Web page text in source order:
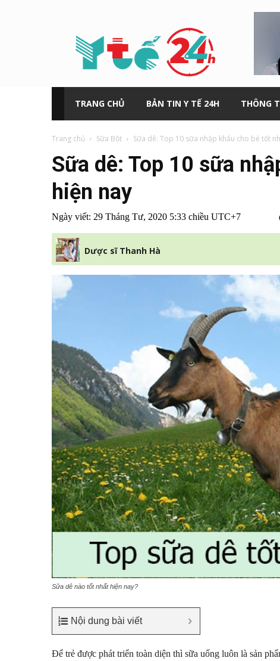
tế
24h
TRANG CHỦ BẢN TIN Y TẾ 24H THÔNG
Trang chủ Sữa Bột Sữa dê: Top 10 sữa nhập khẩu cho bé tốt
Sữa dê: Top 10 sữa
hiện nay
Ngày viết: 29 Tháng Tư, 2020 5:33 chiều UTC+7
Dược sĩ Thanh Hà
Sữa dê nào tốt nhất hiện nay?
Nội dung bài viết
Để trẻ được phát triển toàn diện thì sữa uống luôn là sản